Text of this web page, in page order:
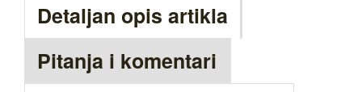
Detaljan opis artikla
Pitanja i komentari